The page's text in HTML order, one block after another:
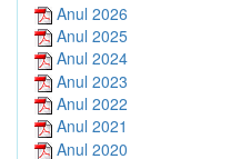
Anul 2026
Anul 2025
Anul 2024
Anul 2023
Anul 2022
Anul 2021
Anul 2020